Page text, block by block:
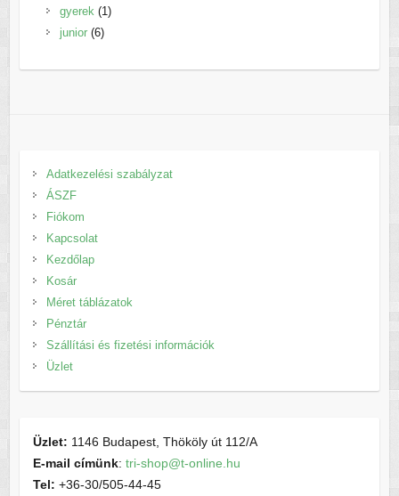
termék
gyerek 11
junior 66
Adatkezelési szabályzat
ÁSZF
Fiókom
Kapcsolat
Kezdőlap
Kosár
Méret táblázatok
Pénztár
Szállítási és fizetési információk
Üzlet
Üzlet: 1146 Budapest, Thököly út 112/A
E-mail címünk: tri-shop@t-online.hu
Tel: +36-30/505-44-45